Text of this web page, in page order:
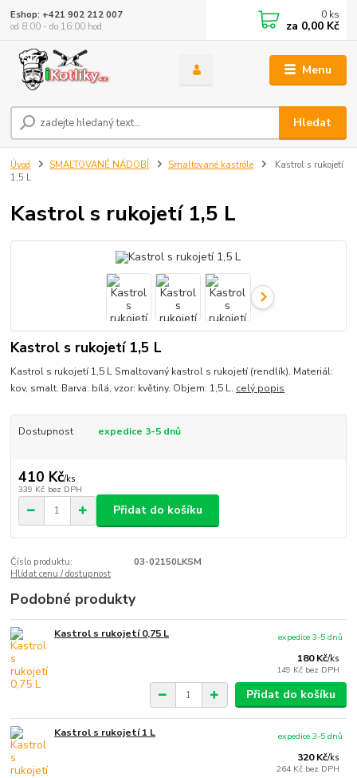
Menu
Hledat
Eshop: +421 902 212 007
od 8:00 - do 16:00 hod
0 ks
za 0,00 Kč
Úvod SMALTOVANÉ NÁDOBÍ Smaltované kastróle
Kastrol s rukojetí
1,5 L
Kastrol s rukojetí 1,5 L
Kastrol s rukojetí 1,5 L
Kastrol s rukojetí 1,5 L Smaltovaný kastrol s rukojetí (rendlík). Materiál:
kov, smalt. Barva: bílá, vzor: květiny. Objem: 1,5 L. celý popis
Dostupnost expedice 3-5 dnů
410 Kč/ks
339 Kč bez DPH
Přidat do košíku
Číslo produktu:
03-02150LKSM
Hlídat cenu / dostupnost
Podobné produkty
Kastrol s rukojetí 0,75 L
180 Kč/ks
149 Kč bez DPH
expedice 3-5 dnů
Přidat do košíku
Kastrol s rukojetí 1 L
320 Kč/ks
264 Kč bez DPH
expedice 3-5 dnů